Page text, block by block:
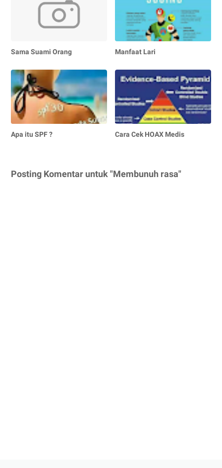
Sama Suami Orang Manfaat Lari
Apa itu SPF ? Cara Cek HOAX Medis
Posting Komentar untuk "Membunuh rasa"